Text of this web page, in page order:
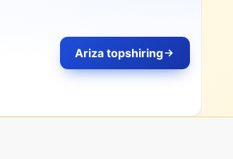
Ariza topshiring